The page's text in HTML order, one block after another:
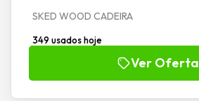
SKED WOOD CADEIRA
349 usados hoje
Ver Oferta